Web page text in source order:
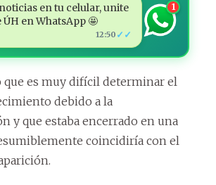
en tu celular, unite
ÚH en WhatsApp 🤩
12:50 ✓✓
1
que es muy difícil determinar el
debido a la
y que estaba encerrado en una
coincidiría con el